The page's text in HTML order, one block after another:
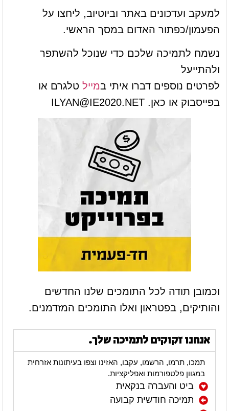
למעקב ועדכונים באתר וביוטיוב, ליחצו על
הפעמון/כפתור האדום במסך הראשי.
נשמח לתמיכה שלכם כדי שנוכל להשתפר
ולהתייעל
לפרטים נוספים דברו איתי במייל טלגרם או
בפייסבוק או כאן. ILYAN@IE2020.NET
וכמובן תודה לכל התומכים שלנו החדשים
והותיקים, בפטראון ואלו התומכים המזדמנים.
אנחנו זקוקים לתמיכה שלך.
תמכו, תרמו, הרשמו, עקבו, האזינו וצפו בעיתונות אזרחית
במגוון פלטפורמות ואפליקציות.
ביט והעברה בנקאית
תמיכה חודשית קבועה